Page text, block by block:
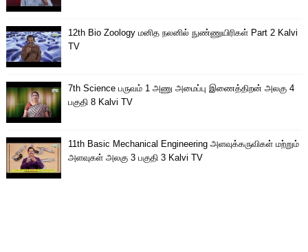
12th Bio Zoology மனித நலனில் நுண்ணுயிரிகள் Part 2 Kalvi
TV
7th Science பருவம் 1 அணு அமைப்பு இணைத்திறன் அலகு 4
பகுதி 8 Kalvi TV
11th Basic Mechanical Engineering அளவுக்கருவிகள் மற்றும்
அளவுகள் அலகு 3 பகுதி 3 Kalvi TV